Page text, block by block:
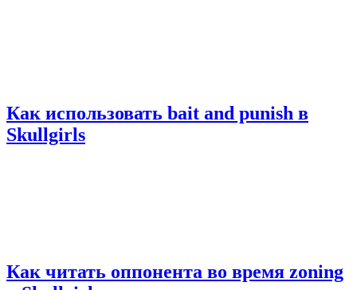
Как использовать bait and punish в
Skullgirls
Как читать оппонента во время zoning